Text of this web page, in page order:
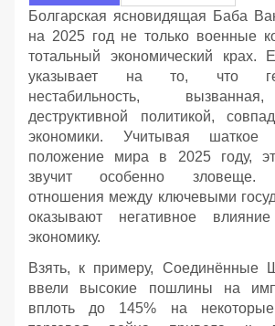
Болгарская ясновидящая Баба
на 2025 год не только военные
тотальный экономический крах.
указывает на то, что
нестабильность,
деструктивной политикой,
экономики. Учитывая шаткое
положение мира в 2025 году,
звучит особенно зловеще.
отношения между ключевыми
оказывают негативное
экономику.
Взять, к примеру, Соединённые
ввели высокие пошлины на
вплоть до 145% на